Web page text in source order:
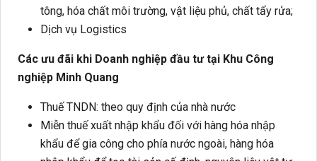
tông, hóa chất môi trường, vật liệu phủ, chất tẩy rửa;
Dịch vụ Logistics
Các ưu đãi khi Doanh nghiệp đầu tư tại Khu Công
nghiệp Minh Quang
Thuế TNDN: theo quy định của nhà nước
Miễn thuế xuất nhập khẩu đối với hàng hóa nhập
khẩu để gia công cho phía nước ngoài, hàng hóa